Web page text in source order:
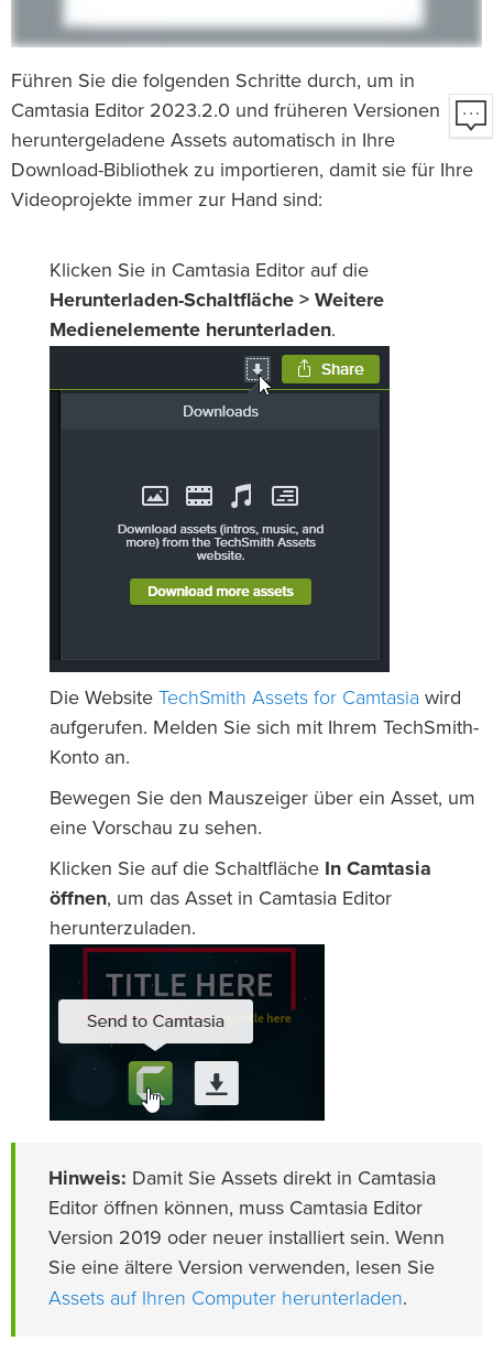
Führen Sie die folgenden Schritte durch, um in
Camtasia Editor 2023.2.0 und früheren Versionen
heruntergeladene Assets automatisch in Ihre
Download-Bibliothek zu importieren, damit sie für Ihre
Videoprojekte immer zur Hand sind:
Klicken Sie in Camtasia Editor auf die
Herunterladen-Schaltfläche > Weitere
Medienelemente herunterladen.
Die Website TechSmith Assets for Camtasia wird
aufgerufen. Melden Sie sich mit Ihrem TechSmith-
Konto an.
Bewegen Sie den Mauszeiger über ein Asset, um
eine Vorschau zu sehen.
Klicken Sie auf die Schaltfläche
In Camtasia
öffnen, um das Asset in Camtasia Editor
herunterzuladen.
Hinweis: Damit Sie Assets direkt in Camtasia
Editor öffnen können, muss Camtasia Editor
Version 2019 oder neuer installiert sein. Wenn
Sie eine ältere Version verwenden, lesen Sie
Assets auf Ihren Computer herunterladen.